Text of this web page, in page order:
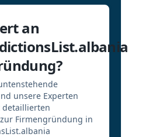
an
unsere Experten
detaillierten
Firmengründung in